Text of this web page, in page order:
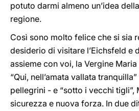
potuto darmi almeno un’idea
regione.
Così sono molto felice che si sia
desiderio di visitare l’Eichsfeld e
assieme con voi, la Vergine
“Qui, nell’amata vallata
pellegrini - e “sotto i vecchi tigli”,
sicurezza e nuova forza. In due